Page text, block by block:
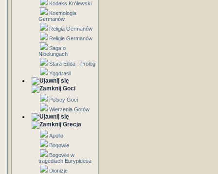
Kodeks Królewski
Kosmologia
Germanów
Religia Germanów
Religie Germanów
Saga o
Nibelungach
Stara Edda - Prolog
Yggdrasil
Goci
Polscy Goci
Wierzenia Gotów
Grecja
Apollo
Bogowie
Bogowie w
tragediach Eurypidesa
Dionizje